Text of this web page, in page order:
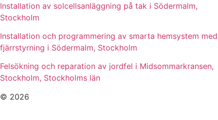
Installation av solcellsanläggning på tak i Södermalm,
Stockholm
Installation och programmering av smarta hemsystem med
fjärrstyrning i Södermalm, Stockholm
Felsökning och reparation av jordfel i Midsommarkransen,
Stockholm, Stockholms län
© 2026